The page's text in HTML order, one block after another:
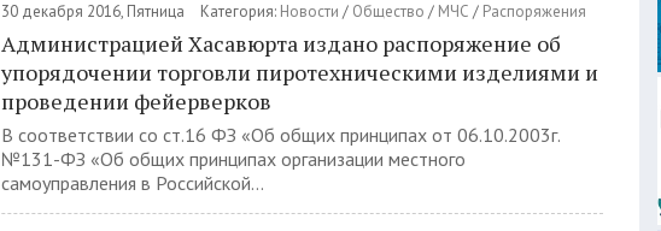
30 декабря 2016, Пятница Категория: Новости / Общество / МЧС / Распоряжения
Администрацией Хасавюрта издано распоряжение об
упорядочении торговли пиротехническими изделиями и
проведении фейерверков
В соответствии со ст.16 ФЗ «Об общих принципах от 06.10.2003г.
№131-ФЗ «Об общих принципах организации местного
самоуправления в Российской...